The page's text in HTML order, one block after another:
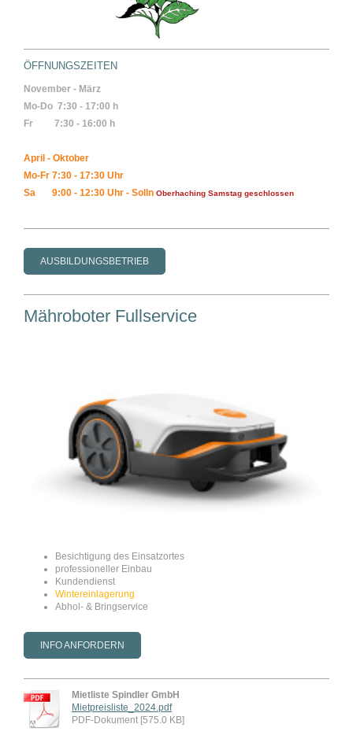
ÖFFNUNGSZEITEN
November - März
Mo-Do 7:30 - 17:00 h
Fr 7:30 - 16:00 h
April - Oktober
Mo-Fr 7:30 - 17:30 Uhr
Sa 9:00 - 12:30 Uhr - Solln Oberhaching Samstag geschlossen
AUSBILDUNGSBETRIEB
Mähroboter Fullservice
Besichtigung des Einsatzortes
professioneller Einbau
Kundendienst
Wintereinlagerung
Abhol- & Bringservice
INFO ANFORDERN
Mietliste Spindler GmbH
Mietpreisliste_2024.pdf
PDF-Dokument [575.0 KB]